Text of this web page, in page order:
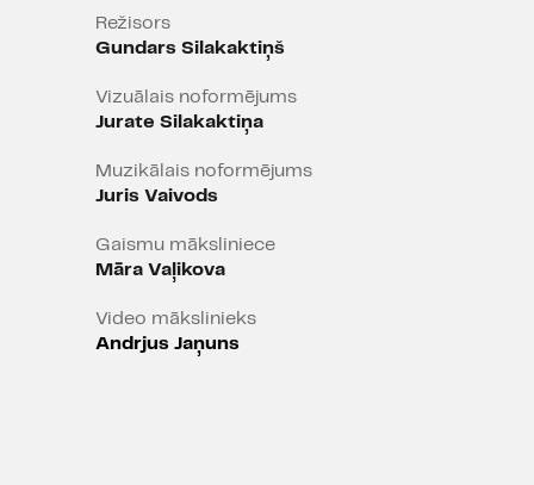
teātra piedzīvojums.
Režisors
Gundars Silakaktiņš
Vizuālais noformējums
Jurate Silakaktiņa
Muzikālais noformējums
Juris Vaivods
Gaismu māksliniece
Māra Vaļikova
Video mākslinieks
Andrjus Jaņuns